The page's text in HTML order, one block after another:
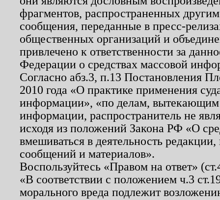
фрагментов, распространенных
сообщения, переданные в пресс-
общественных организаций и
привлечено к ответственности за
Федерации о средствах массовой
Согласно абз.3, п.13 Постановления
2010 года «О практике применения
информации», «по делам, вытекающим
информации, распространитель не
исходя из положений Закона РФ «О
вмешиваться в деятельность
сообщений и материалов».
Воспользуйтесь «Правом на ответ»
«В соответствии с положением ч.3
морального вреда подлежит